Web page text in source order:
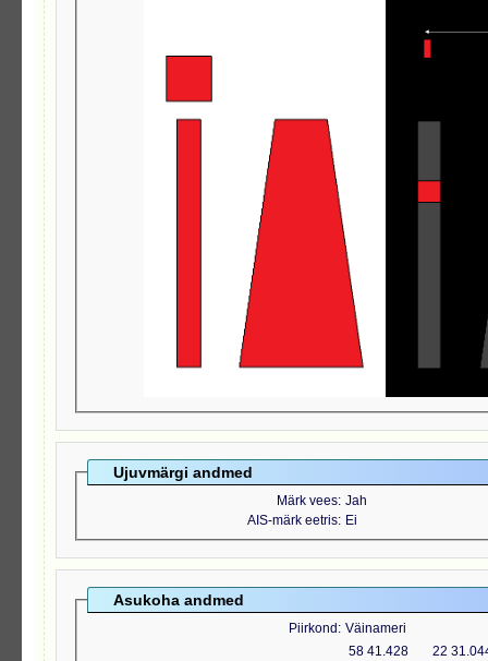
Ujuvmärgi andmed
Märk vees Jah
AIS-märk eetris Ei
Asukoha andmed
Piirkond Väinameri
58 41.428
22